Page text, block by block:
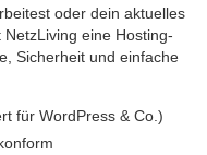
oder dein aktuelles
eine Hosting-
Sicherheit und einfache
für WordPress & Co.)